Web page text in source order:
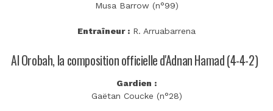
Musa Barrow (n°99)
Entraîneur : R. Arruabarrena
Al Orobah, la composition officielle d'Adnan Hamad (4-4-2)
Gardien :
Gaëtan Coucke (n°28)